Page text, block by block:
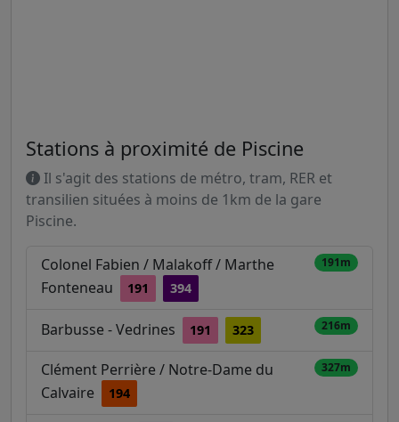
Stations à proximité de Piscine
Il s'agit des stations de métro, tram, RER et
transilien situées à moins de 1km de la gare
Piscine.
Colonel Fabien / Malakoff / Marthe
Fonteneau
191 394
191m
Barbusse - Vedrines 191 323 216m
Clément Perrière / Notre-Dame du
Calvaire
194
327m